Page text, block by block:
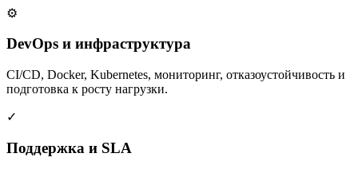
⚙
DevOps и инфраструктура
CI/CD, Docker, Kubernetes, мониторинг, отказоустойчивость и
подготовка к росту нагрузки.
✓
Поддержка и SLA